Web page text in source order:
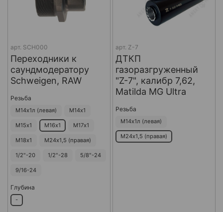
арт. SCH000
Переходники к
саундмодератору
Schweigen, RAW
Резьба
М14х1л (левая) М14х1
М15х1 М16х1 М17х1
М18х1 М24х1,5 (правая)
1/2"-20 1/2"-28 5/8"-24
9/16-24
Глубина
-
арт. Z-7
ДТКП
газоразгруженный
"Z-7", калибр 7,62,
Matilda MG Ultra
Резьба
М14х1л (левая)
М24х1,5 (правая)